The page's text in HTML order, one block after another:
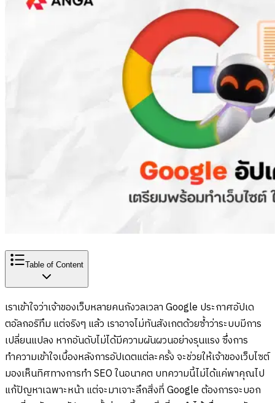
Table of Content
เราเข้าใจว่าเจ้าของเว็บหลายคนกังวลเวลา Google ประกาศอัปเด
ตอัลกอริทึม แต่จริงๆ แล้ว เราอาจไม่ทันสังเกตด้วยซ้ำว่าระบบมีการ
เปลี่ยนแปลง หากอันดับไม่ได้มีความผันผวนอย่างรุนแรง ซึ่งการ
ทำความเข้าใจเบื้องหลังการอัปเดตแต่ละครั้ง จะช่วยให้เจ้าของเว็บไซต์
มองเห็นทิศทางการทำ SEO ในอนาคต บทความนี้ไม่ได้แค่พาคุณไป
แก้ปัญหาเฉพาะหน้า แต่จะมาเจาะลึกสิ่งที่ Google ต้องการจะบอก